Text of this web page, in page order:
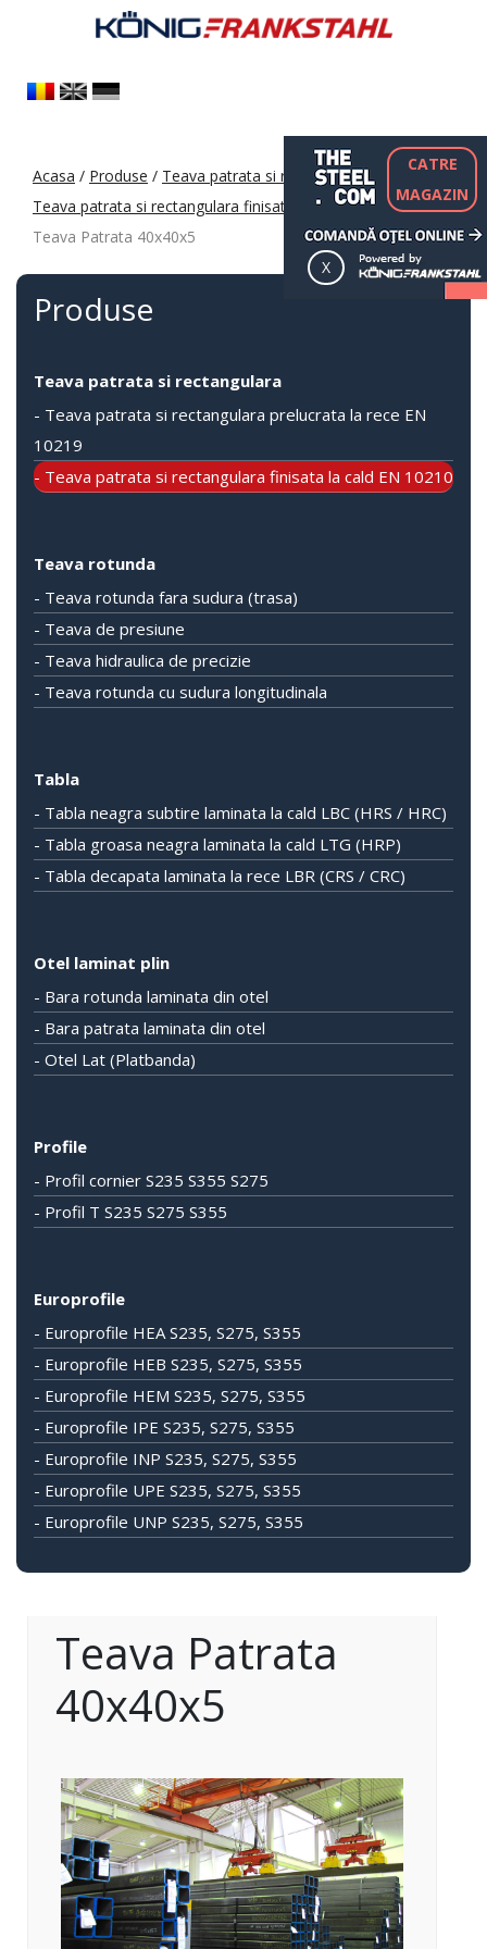
Acasa / Produse / Teava patrata si rectangulara/
Teava patrata si rectangulara finisata la cald EN 10210/
Teava Patrata 40x40x5
Produse
Teava patrata si rectangulara
- Teava patrata si rectangulara prelucrata la rece EN
10219
- Teava patrata si rectangulara finisata la cald EN 10210
Teava rotunda
- Teava rotunda fara sudura (trasa)
- Teava de presiune
- Teava hidraulica de precizie
- Teava rotunda cu sudura longitudinala
Tabla
- Tabla neagra subtire laminata la cald LBC (HRS / HRC)
- Tabla groasa neagra laminata la cald LTG (HRP)
- Tabla decapata laminata la rece LBR (CRS / CRC)
Otel laminat plin
- Bara rotunda laminata din otel
- Bara patrata laminata din otel
- Otel Lat (Platbanda)
Profile
- Profil cornier S235 S355 S275
- Profil T S235 S275 S355
Europrofile
- Europrofile HEA S235, S275, S355
- Europrofile HEB S235, S275, S355
- Europrofile HEM S235, S275, S355
- Europrofile IPE S235, S275, S355
- Europrofile INP S235, S275, S355
- Europrofile UPE S235, S275, S355
- Europrofile UNP S235, S275, S355
Teava Patrata
40x40x5
CATRE
MAGAZIN